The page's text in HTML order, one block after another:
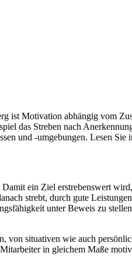
ist Motivation abhängig vom
das Streben nach
und -umgebungen. Lesen Sie
ein Ziel erstrebenswert
strebt, durch gute
unter Beweis zu
situativen wie auch
in gleichem Maße